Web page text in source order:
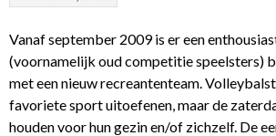
Vanaf september 2009 is er een
(voornamelijk oud competitie speelsters)
met een nieuw recreantenteam.
favoriete sport uitoefenen, maar de
houden voor hun gezin en/of zichzelf. De